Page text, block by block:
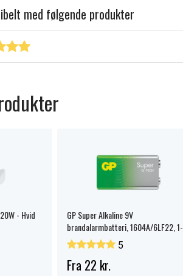
med følgende produkter
- Hvid
GP Super Alkaline 9V
brandalarmbatteri, 1604A/6LF22, 1-
pak.
5
Fra 22 kr.